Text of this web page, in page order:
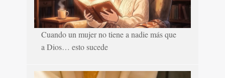
Cuando un mujer no tiene a nadie más que
a Dios… esto sucede